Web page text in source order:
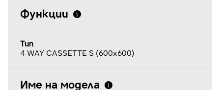
Функции
Тип
4 WAY CASSETTE S (600x600)
Име на модела